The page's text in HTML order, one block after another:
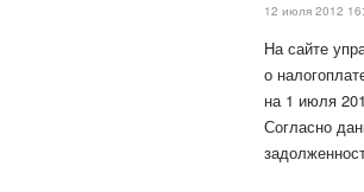
12 июля 2012
На сайте
о
на 1 июля
Согласно